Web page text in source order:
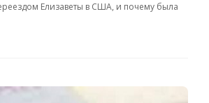
Елизаветы в США, и почему была